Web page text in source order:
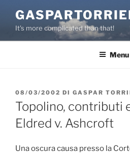
contenuto
It's more complicated than that!
Menu
PUBBLICATO
IL
08/03/2002 DI GASPAR
Topolino, contributi
Eldred v. Ashcroft
Una oscura causa presso la